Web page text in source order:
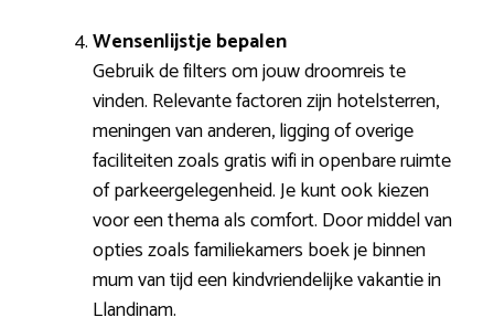
Wensenlijstje bepalen
Gebruik de filters om jouw droomreis te
vinden. Relevante factoren zijn hotelsterren,
meningen van anderen, ligging of overige
faciliteiten zoals gratis wifi in openbare ruimte
of parkeergelegenheid. Je kunt ook kiezen
voor een thema als comfort. Door middel van
opties zoals familiekamers boek je binnen
mum van tijd een kindvriendelijke vakantie in
Llandinam.